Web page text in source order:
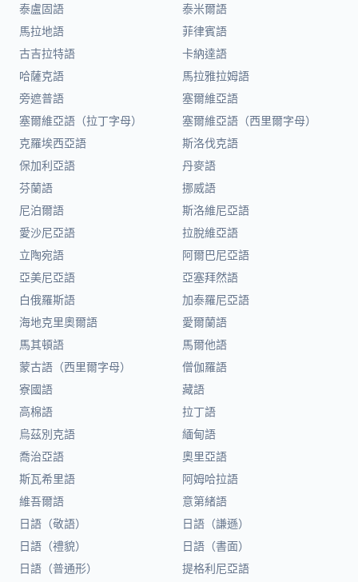
泰盧固語
泰米爾語
馬拉地語
菲律賓語
古吉拉特語
卡納達語
哈薩克語
馬拉雅拉姆語
旁遮普語
塞爾維亞語
塞爾維亞語（拉丁字母）
塞爾維亞語（西里爾字母）
克羅埃西亞語
斯洛伐克語
保加利亞語
丹麥語
芬蘭語
挪威語
尼泊爾語
斯洛維尼亞語
愛沙尼亞語
拉脫維亞語
立陶宛語
阿爾巴尼亞語
亞美尼亞語
亞塞拜然語
白俄羅斯語
加泰羅尼亞語
海地克里奧爾語
愛爾蘭語
馬其頓語
馬爾他語
蒙古語（西里爾字母）
僧伽羅語
寮國語
藏語
高棉語
拉丁語
烏茲別克語
緬甸語
喬治亞語
奧里亞語
斯瓦希里語
阿姆哈拉語
維吾爾語
意第緒語
日語（敬語）
日語（謙遜）
日語（禮貌）
日語（書面）
日語（普通形）
提格利尼亞語